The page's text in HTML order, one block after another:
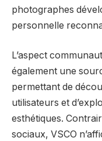
photographes
personnelle
L’aspect
également une
permettant de
utilisateurs et
esthétiques.
sociaux, VSCO